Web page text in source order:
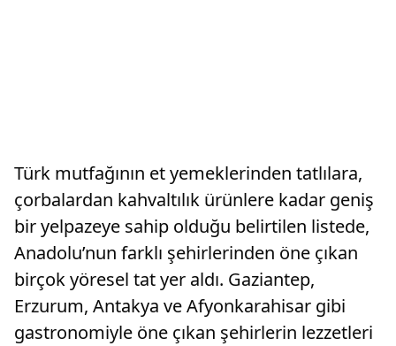
Türk mutfağının et yemeklerinden tatlılara,
çorbalardan kahvaltılık ürünlere kadar geniş
bir yelpazeye sahip olduğu belirtilen listede,
Anadolu’nun farklı şehirlerinden öne çıkan
birçok yöresel tat yer aldı. Gaziantep,
Erzurum, Antakya ve Afyonkarahisar gibi
gastronomiyle öne çıkan şehirlerin lezzetleri